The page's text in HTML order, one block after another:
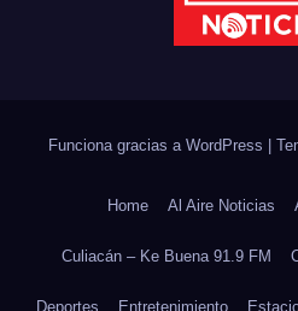
Funciona gracias a WordPress
Home Al Aire Noticias
Culiacán – Ke Buena 91.9 FM
Deportes Entretenimiento